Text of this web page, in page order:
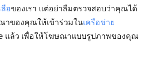
อของเรา แต่อย่าลืมตรวจสอบว่าคุณได้
าของคุณให้เข้าร่วมในเครือข่าย
แล้ว เพื่อให้โฆษณาแบบรูปภาพของคุณ